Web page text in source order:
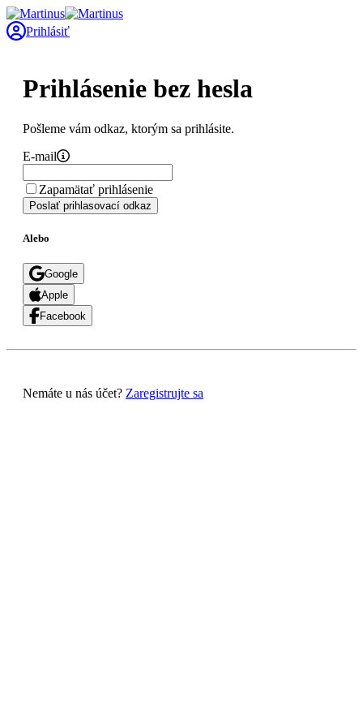
Prihlásiť
Prihlásenie bez hesla
Pošleme vám odkaz, ktorým sa prihlásite.
E-mail
Zapamätať prihlásenie
Poslať prihlasovací odkaz
Alebo
Google
Apple
Facebook
Nemáte u nás účet? Zaregistrujte sa